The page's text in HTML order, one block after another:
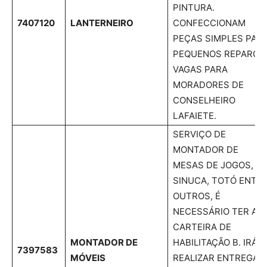
7407120 LANTERNEIRO
PINTURA.
CONFECCIONAM
PEÇAS SIMPLES
PEQUENOS REPAROS.
VAGAS PARA
MORADORES DE
CONSELHEIRO
LAFAIETE.
7397583
MONTADOR DE
MÓVEIS
SERVIÇO DE
MONTADOR DE
MESAS DE JOGOS,
SINUCA, TOTÓ
OUTROS, É
NECESSÁRIO TER A
CARTEIRA DE
HABILITAÇÃO B. IRÁ
REALIZAR ENTREGAS,